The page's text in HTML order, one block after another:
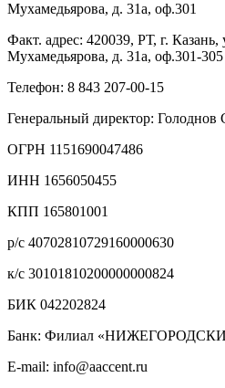
Мухамедьярова, д. 31а, оф.301
Факт. адрес: 420039, РТ, г. Казань,
Мухамедьярова, д. 31а, оф.301-305
Телефон: 8 843 207-00-15
Генеральный директор: Голоднов
ОГРН 1151690047486
ИНН 1656050455
КПП 165801001
р/с 40702810729160000630
к/с 30101810200000000824
БИК 042202824
Банк: Филиал
E-mail: info@aaccent.ru